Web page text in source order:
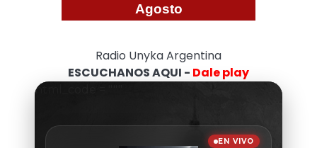
Agosto
Radio Unyka Argentina
ESCUCHANOS AQUI - Dale play